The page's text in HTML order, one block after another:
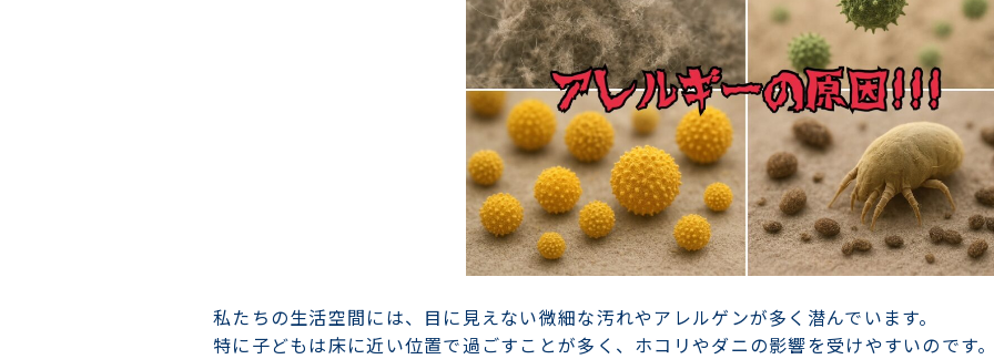
私たちの生活空間には、目に見えない微細な汚れやアレルゲンが多く潜んでいます。
特に子どもは床に近い位置で過ごすことが多く、ホコリやダニの影響を受けやすいのです